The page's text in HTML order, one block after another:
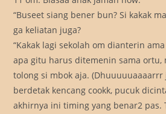
“Buseet siang bener bun? Si kakak
ga keliatan juga?
“Kakak lagi sekolah om dianterin
apa gitu harus ditemenin sama ortu,
tolong si mbok aja.
berdetak kencang cookk, pucuk
akhirnya ini timing yang benar2 pas.